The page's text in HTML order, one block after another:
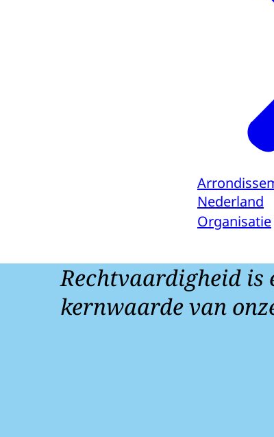
Nederland
Organisatie
Rechtvaardigheid is
kernwaarde van